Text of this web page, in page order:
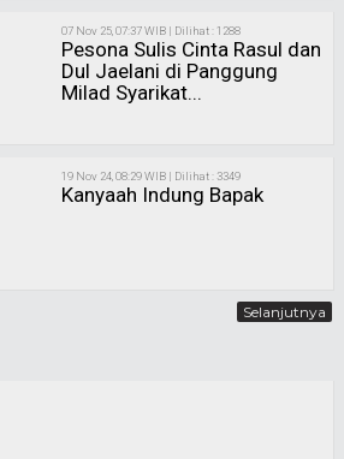
07 Nov 25, 07:37 WIB | Dilihat : 1288
Pesona Sulis Cinta Rasul dan
Dul Jaelani di Panggung
Milad Syarikat...
19 Nov 24, 08:29 WIB | Dilihat : 3349
Kanyaah Indung Bapak
Selanjutnya